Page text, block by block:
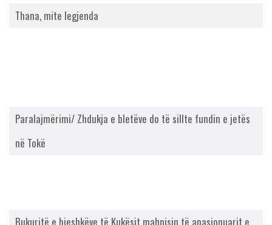
Thana, mite legjenda
Paralajmërimi/ Zhdukja e bletëve do të sillte fundin e jetës
në Tokë
Bukuritë e bjeshkëve të Kukësit mahnisin të apasionuarit e